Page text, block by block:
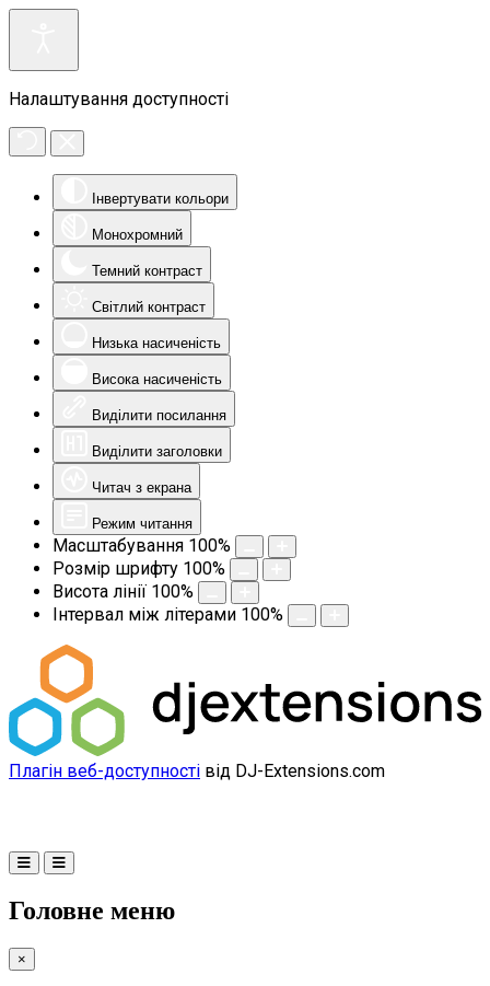
Налаштування доступності
Інвертувати кольори
Монохромний
Темний контраст
Світлий контраст
Низька насиченість
Висока насиченість
Виділити посилання
Виділити заголовки
Читач з екрана
Режим читання
Масштабування 100%
Розмір шрифту 100%
Висота лінії 100%
Інтервал між літерами 100%
Плагін веб-доступності від DJ-Extensions.com
Головне меню
×